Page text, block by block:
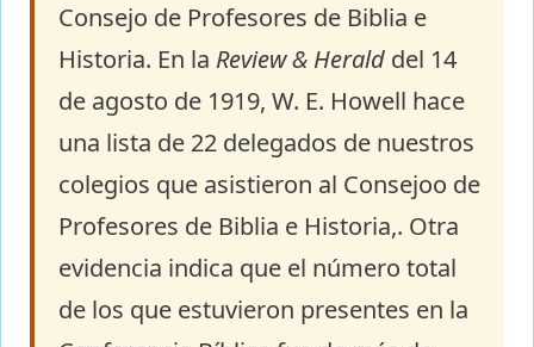
Consejo de Profesores de Biblia e
Historia. En la Review & Heralddel 14
de agosto de 1919, W. E. Howell hace
una lista de 22 delegados de nuestros
colegios que asistieron al Consejoo de
Profesores de Biblia e Historia,. Otra
evidencia indica que el número total
de los que estuvieron presentes en la